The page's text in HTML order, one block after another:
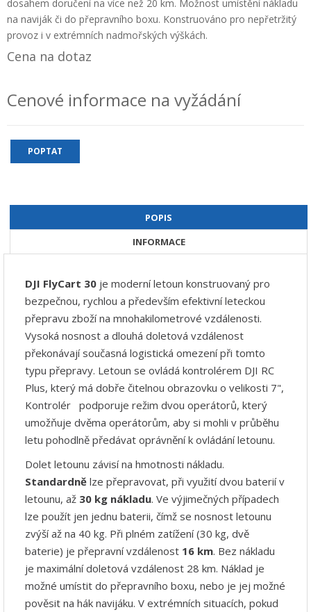
OBCHODNÍ PODMÍNKY SPOLEČNOSTI GEOPEN, S.R.O.
SERVIS A KALIBRACE
O NÁKUPU
dosahem doručení na více než 20 km. Možnost umístění nákladu
na naviják či do přepravního boxu. Konstruováno pro nepřetržitý
provoz i v extrémních nadmořských výškách.
Cena na dotaz
Cenové informace na vyžádání
POPTAT
POPIS
INFORMACE
DJI FlyCart 30 je moderní letoun konstruovaný pro
bezpečnou, rychlou a především efektivní leteckou
přepravu zboží na mnohakilometrové vzdálenosti.
Vysoká nosnost a dlouhá doletová vzdálenost
překonávají současná logistická omezení při tomto
typu přepravy. Letoun se ovládá kontrolérem DJI RC
Plus, který má dobře čitelnou obrazovku o velikosti 7",
Kontrolér podporuje režim dvou operátorů, který
umožňuje dvěma operátorům, aby si mohli v průběhu
letu pohodlně předávat oprávnění k ovládání letounu.
Dolet letounu závisí na hmotnosti nákladu.
Standardně lze přepravovat, při využití dvou baterií v
letounu, až 30 kg nákladu. Ve výjimečných případech
lze použít jen jednu baterii, čímž se nosnost letounu
zvýší až na 40 kg. Při plném zatížení (30 kg, dvě
baterie) je přepravní vzdálenost 16 km. Bez nákladu
je maximální doletová vzdálenost 28 km. Náklad je
možné umístit do přepravního boxu, nebo je jej možné
pověsit na hák navijáku. V extrémních situacích, pokud